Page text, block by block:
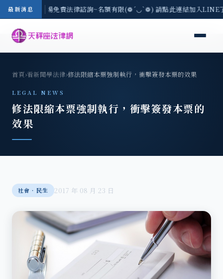
最新消息
區-8/3(一) 現場免費法律諮詢~名額有限(❁´◡`❁) 請點此連結加入
首頁›看新聞學法律›修法限縮本票強制執行，衝擊簽發本票的效果
LEGAL NEWS
修法限縮本票強制執行，衝擊簽發本票的
效果
社會‧民生 2017 年 08 月 23 日